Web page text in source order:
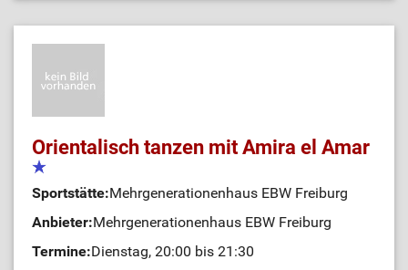
Orientalisch tanzen mit Amira el Amar
Sportstätte:Mehrgenerationenhaus EBW Freiburg
Anbieter:Mehrgenerationenhaus EBW Freiburg
Termine:Dienstag, 20:00 bis 21:30